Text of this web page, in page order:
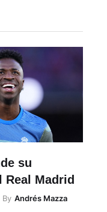
su
Real Madrid
By Andrés Mazza